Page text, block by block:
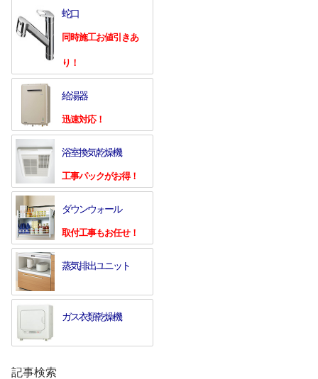
蛇口
同時施工お値引きあ
り！
給湯器
迅速対応！
浴室換気乾燥機
工事パックがお得！
ダウンウォール
取付工事もお任せ！
蒸気排出ユニット
ガス衣類乾燥機
記事検索